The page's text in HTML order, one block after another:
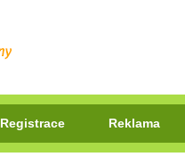
Registrace Reklama